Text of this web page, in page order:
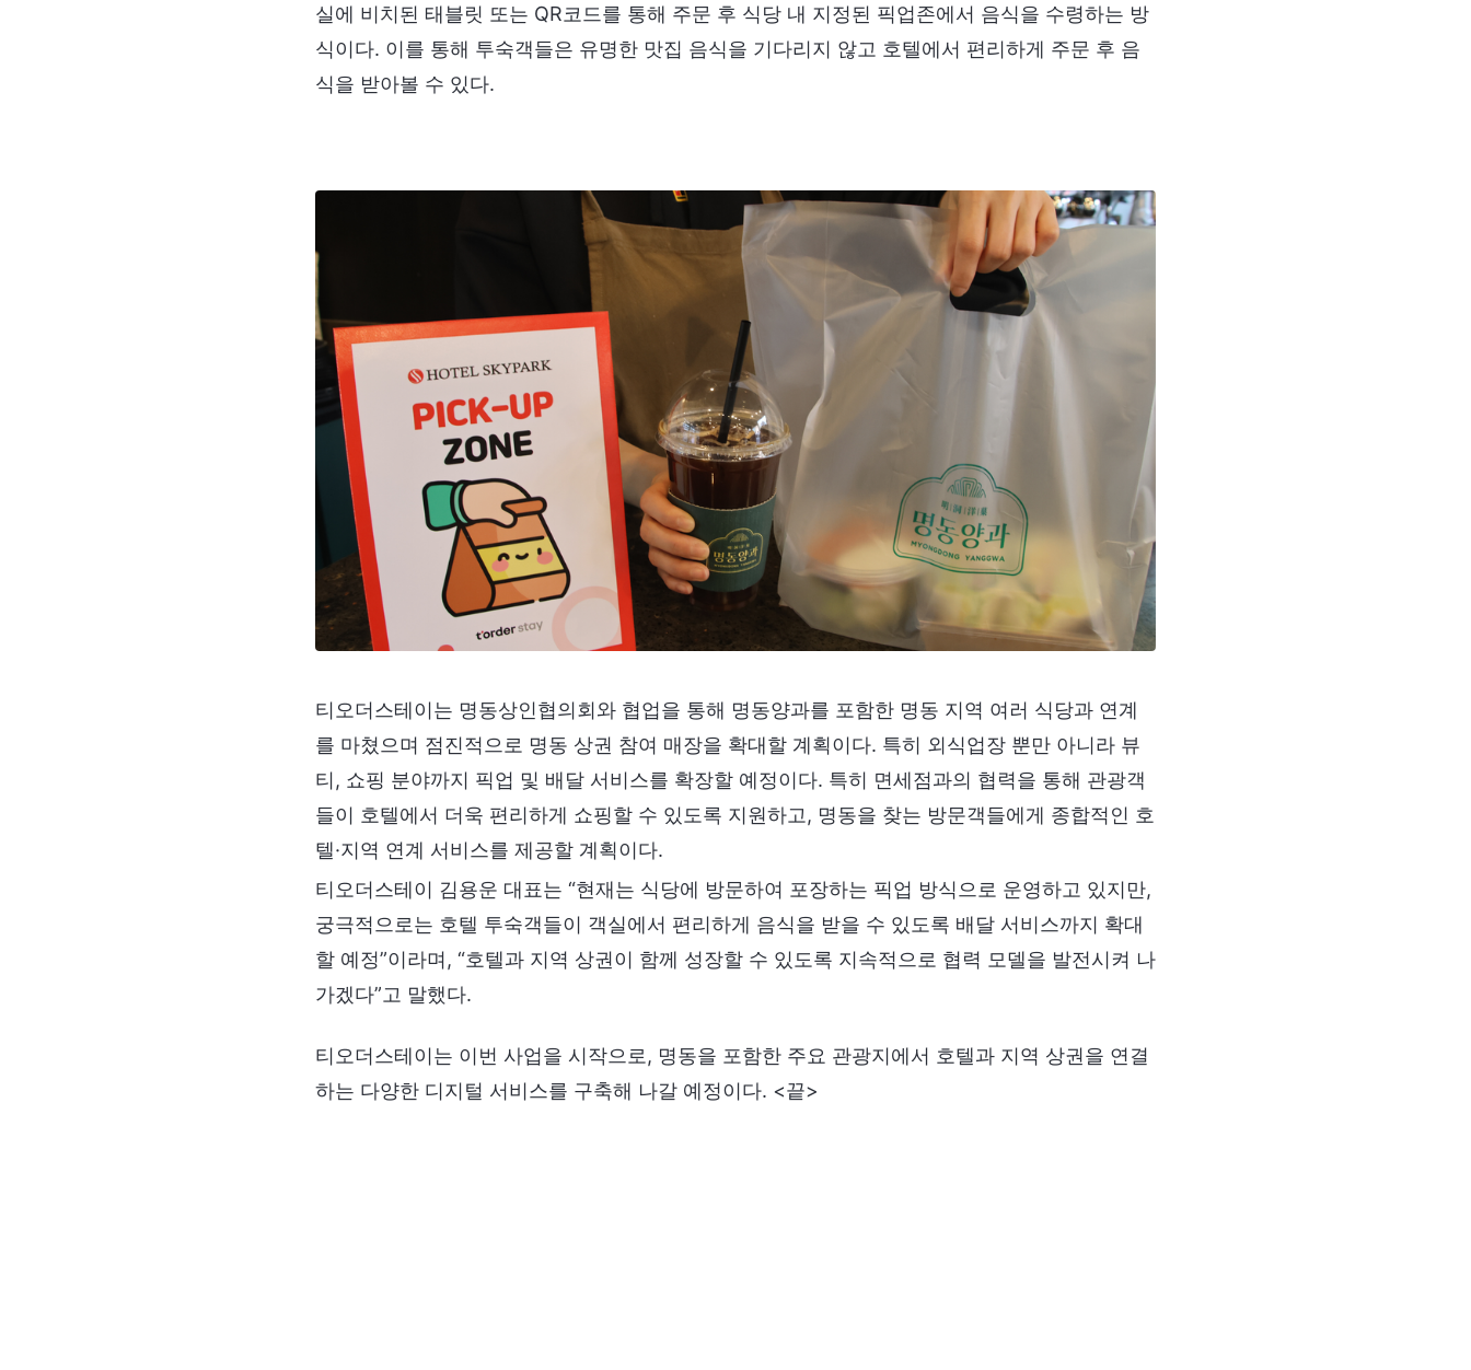
실에 비치된 태블릿 또는 QR코드를 통해 주문 후 식당 내 지정된 픽업존에서 음식을 수령하는 방
식이다. 이를 통해 투숙객들은 유명한 맛집 음식을 기다리지 않고 호텔에서 편리하게 주문 후 음
식을 받아볼 수 있다.
티오더스테이는 명동상인협의회와 협업을 통해 명동양과를 포함한 명동 지역 여러 식당과 연계
를 마쳤으며 점진적으로 명동 상권 참여 매장을 확대할 계획이다. 특히 외식업장 뿐만 아니라 뷰
티, 쇼핑 분야까지 픽업 및 배달 서비스를 확장할 예정이다. 특히 면세점과의 협력을 통해 관광객
들이 호텔에서 더욱 편리하게 쇼핑할 수 있도록 지원하고, 명동을 찾는 방문객들에게 종합적인 호
텔·지역 연계 서비스를 제공할 계획이다.
티오더스테이 김용운 대표는 “현재는 식당에 방문하여 포장하는 픽업 방식으로 운영하고 있지만,
궁극적으로는 호텔 투숙객들이 객실에서 편리하게 음식을 받을 수 있도록 배달 서비스까지 확대
할 예정”이라며, “호텔과 지역 상권이 함께 성장할 수 있도록 지속적으로 협력 모델을 발전시켜 나
가겠다”고 말했다.
티오더스테이는 이번 사업을 시작으로, 명동을 포함한 주요 관광지에서 호텔과 지역 상권을 연결
하는 다양한 디지털 서비스를 구축해 나갈 예정이다. <끝>